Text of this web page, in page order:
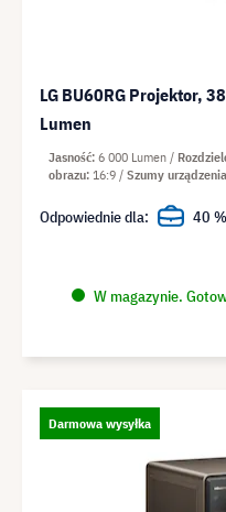
LG BU60RG Projektor,
Lumen
W magazynie.
Jasność 6 000 Lumen
obrazu 16:9 Szumy urządzenia
Odpowiednie dla: 40 %
Darmowa wysyłka